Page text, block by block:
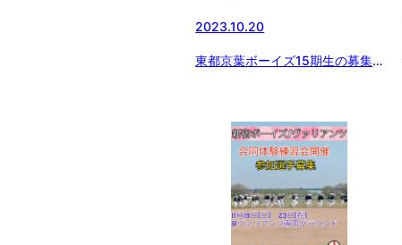
2023.10.20
東都京葉ボーイズ15期生の募集